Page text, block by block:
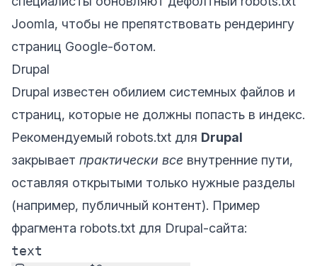
Joomla, чтобы не препятствовать рендерингу
страниц Google-ботом.
Drupal
Drupal известен обилием системных файлов и
страниц, которые не должны попасть в индекс.
Рекомендуемый robots.txt для Drupal
закрывает практически все внутренние пути,
оставляя открытыми только нужные разделы
(например, публичный контент). Пример
фрагмента robots.txt для Drupal-сайта:
text